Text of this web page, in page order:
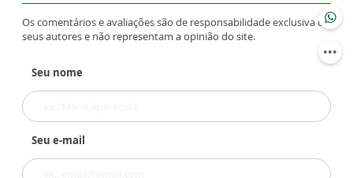
Os comentários e avaliações são de responsabilidade exclusiva de
seus autores e não representam a opinião do site.
Seu nome
Seu e-mail